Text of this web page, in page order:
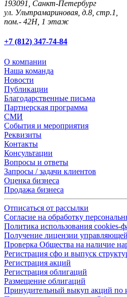
193091, Санкт-Петербург
ул. Ультрамариновая, д.8, стр.1,
пом.- 42Н, 1 этаж
+7 (812) 347-74-84
О компании
Наша команда
Новости
Публикации
Благодарственные письма
Партнерская программа
СМИ
События и мероприятия
Реквизиты
Контакты
Консультации
Вопросы и ответы
Запросы / задачи клиентов
Оценка бизнеса
Продажа бизнеса
Отписаться от рассылки
Согласие на обработку
Политика использования cookies-
Получение лицензии
Проверка Общества на наличие
Регистрация сфо и выпуск
Регистрация акций
Регистрация облигаций
Размещение облигаций
Принудительный выкуп акций по